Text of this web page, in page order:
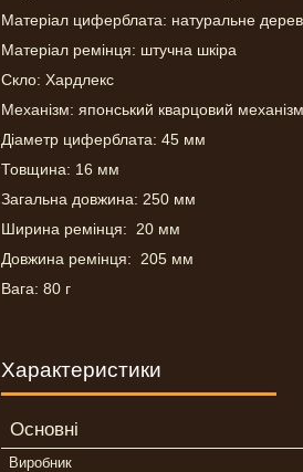
Матеріал циферблата: натуральне
Матеріал ремінця: штучна шкіра
Скло: Хардлекс
Механізм: японський кварцовий механізм
Діаметр циферблата: 45 мм
Товщина: 16 мм
Загальна довжина: 250 мм
Ширина ремінця: 20 мм
Довжина ремінця: 205 мм
Вага: 80 г
Характеристики
Основні
Виробник